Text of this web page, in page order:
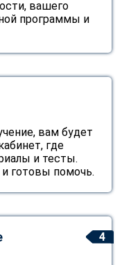
вашего
программы и
вам будет
где
и тесты.
готовы помочь.
4